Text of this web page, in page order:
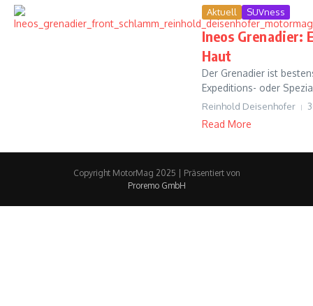
CDE 2026: High Class Event in München
Aktuell SUVness
Ineos Grenadier:
Haut
Der Grenadier ist
Expeditions- oder
Reinhold Deisenhofer
Read More
Copyright MotorMag 2025 | Präsentiert von
Proremo GmbH